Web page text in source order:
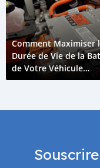
Comment Maximiser
Durée de Vie de la
de Votre Véhicule
Électrique